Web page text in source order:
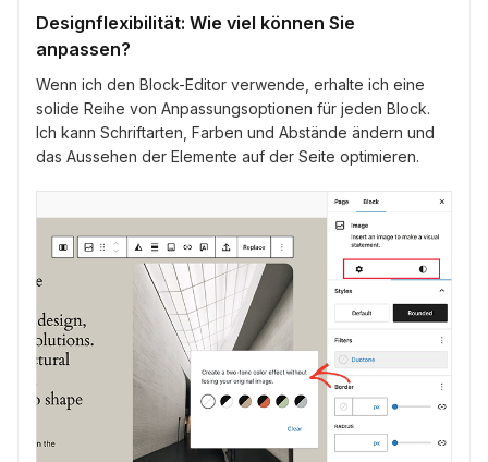
Designflexibilität: Wie viel können Sie
anpassen?
Wenn ich den Block-Editor verwende, erhalte ich eine
solide Reihe von Anpassungsoptionen für jeden Block.
Ich kann Schriftarten, Farben und Abstände ändern und
das Aussehen der Elemente auf der Seite optimieren.